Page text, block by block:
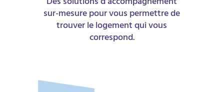
sur-mesure pour vous permettre de
trouver le logement qui vous
correspond.